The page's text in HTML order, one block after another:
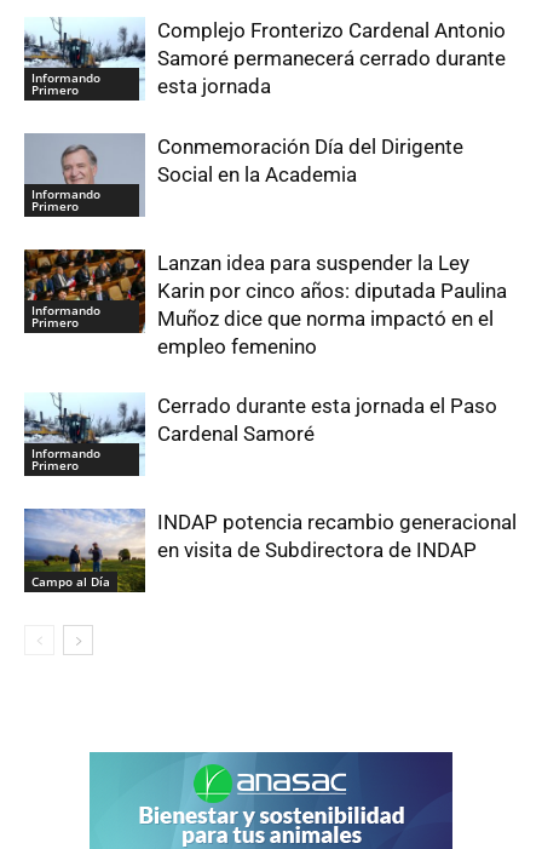
Informando
Primero
Complejo Fronterizo Cardenal Antonio
Samoré permanecerá cerrado durante
esta jornada
Informando
Primero
Conmemoración Día del Dirigente
Social en la Academia
Informando
Primero
Lanzan idea para suspender la Ley
Karin por cinco años: diputada Paulina
Muñoz dice que norma impactó en el
empleo femenino
Informando
Primero
Cerrado durante esta jornada el Paso
Cardenal Samoré
Campo al Día
INDAP potencia recambio generacional
en visita de Subdirectora de INDAP